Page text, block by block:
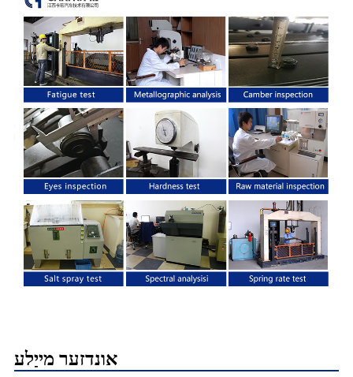
אונדזער מייַלע